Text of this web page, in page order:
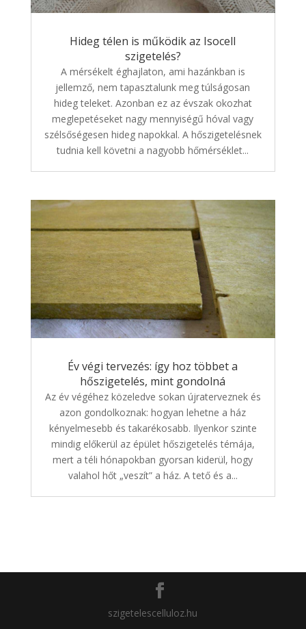
Hideg télen is működik az Isocell
szigetelés?
A mérsékelt éghajlaton, ami hazánkban is
jellemző, nem tapasztalunk meg túlságosan
hideg teleket. Azonban ez az évszak okozhat
meglepetéseket nagy mennyiségű hóval vagy
szélsőségesen hideg napokkal. A hőszigetelésnek
tudnia kell követni a nagyobb hőmérséklet...
Év végi tervezés: így hoz többet a
hőszigetelés, mint gondolná
Az év végéhez közeledve sokan újraterveznek és
azon gondolkoznak: hogyan lehetne a ház
kényelmesebb és takarékosabb. Ilyenkor szinte
mindig előkerül az épület hőszigetelés témája,
mert a téli hónapokban gyorsan kiderül, hogy
valahol hőt „veszít” a ház. A tető és a...
szigetelescelluloz.hu